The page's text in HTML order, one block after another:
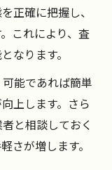
正確に把握し、
これにより、査
なります。
能であれば簡単
上します。さら
と相談しておく
さが増します。